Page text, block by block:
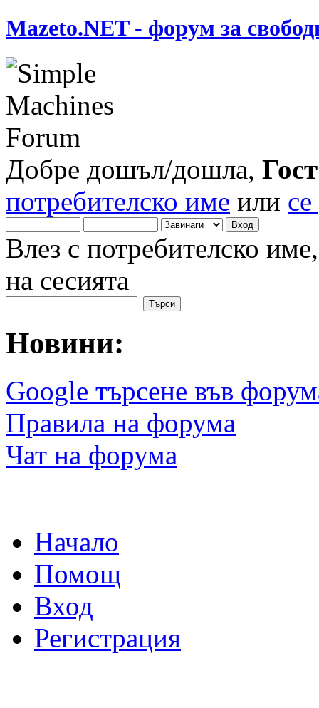
Mazeto.NET - форум за
Добре дошъл/дошла, Гост
потребителско име или
Влез с потребителско
на сесията
Новини:
Google търсене във
Правила на форума
Чат на форума
Начало
Помощ
Вход
Регистрация